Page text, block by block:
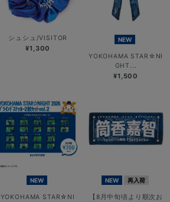
シュシュ/VISITOR
¥1,300
NEW
YOKOHAMA STAR☆NI
GHT...
¥1,500
NEW
YOKOHAMA STAR☆NI
NEW 再入荷
【8月中旬頃より順次お